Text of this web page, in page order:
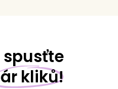
spusťte
kliků!